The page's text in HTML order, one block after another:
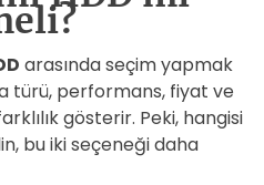
arasında seçim yapmak
türü, performans, fiyat ve
gösterir. Peki, hangisi
bu iki seçeneği daha